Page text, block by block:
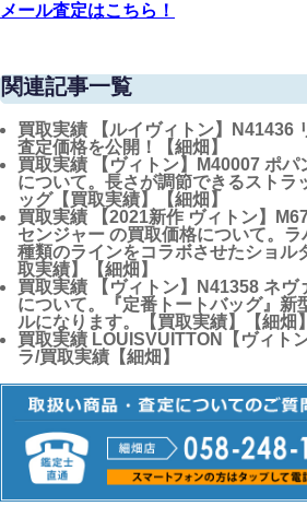
メール査定はこちら！
関連記事一覧
買取実績 【ルイヴィトン】N41436
査定価格を公開！【細畑】
買取実績 【ヴィトン】M40007 ポ
について。長さが調節できるストラ
ッグ【買取実績】【細畑】
買取実績 【2021新作 ヴィトン】
センジャー の買取価格について。
種類のラインをコラボさせたショル
取実績】【細畑】
買取実績 【ヴィトン】N41358 ネヴ
について。『定番トートバッグ』新
ルになります。【買取実績】【細畑】
買取実績 LOUISVUITTON【ヴィト
ラ/買取実績【細畑】